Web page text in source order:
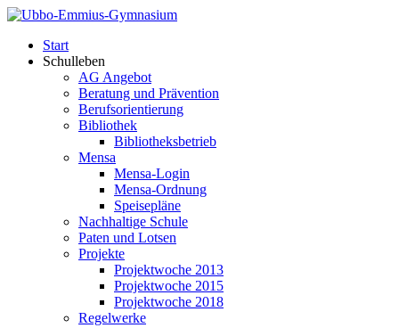
Start
Schulleben
AG Angebot
Beratung und Prävention
Berufsorientierung
Bibliothek
Bibliotheksbetrieb
Mensa
Mensa-Login
Mensa-Ordnung
Speisepläne
Nachhaltige Schule
Paten und Lotsen
Projekte
Projektwoche 2013
Projektwoche 2015
Projektwoche 2018
Regelwerke